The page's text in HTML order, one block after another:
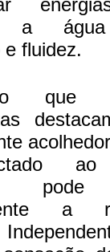
a água
fluidez.
que
ao
pode
a